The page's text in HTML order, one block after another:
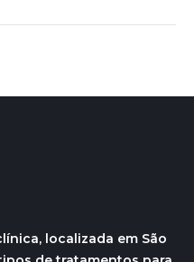
localizada em São